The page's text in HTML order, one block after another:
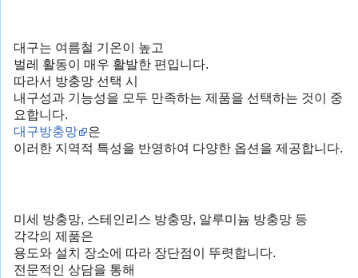
대구는 여름철 기온이 높고
벌레 활동이 매우 활발한 편입니다.
따라서 방충망 선택 시
내구성과 기능성을 모두 만족하는 제품을 선택하는 것이 중
요합니다.
대구방충망
은
이러한 지역적 특성을 반영하여 다양한 옵션을 제공합니다.
미세 방충망, 스테인리스 방충망, 알루미늄 방충망 등
각각의 제품은
용도와 설치 장소에 따라 장단점이 뚜렷합니다.
전문적인 상담을 통해